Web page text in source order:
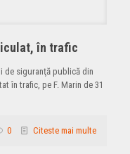
în trafic
de siguranţă publică din
în trafic, pe F. Marin de 31
0 Citeste mai multe